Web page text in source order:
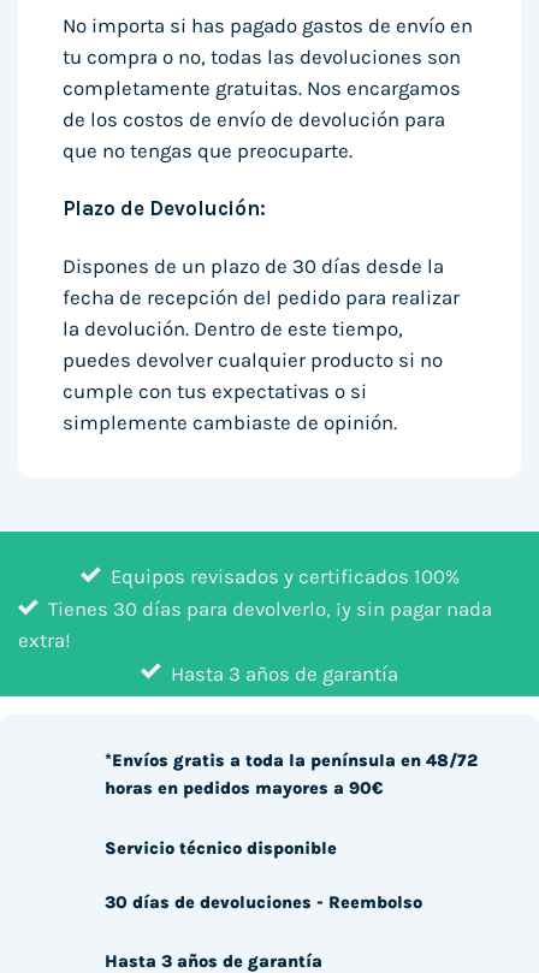
No importa si has pagado gastos de envío en
tu compra o no, todas las devoluciones son
completamente gratuitas. Nos encargamos
de los costos de envío de devolución para
que no tengas que preocuparte.
Plazo de Devolución:
Dispones de un plazo de 30 días desde la
fecha de recepción del pedido para realizar
la devolución. Dentro de este tiempo,
puedes devolver cualquier producto si no
cumple con tus expectativas o si
simplemente cambiaste de opinión.
Equipos revisados y certificados 100%
Tienes 30 días para devolverlo, ¡y sin pagar nada
extra!
Hasta 3 años de garantía
*Envíos gratis a toda la península en 48/72
horas en pedidos mayores a 90€
Servicio técnico disponible
30 días de devoluciones - Reembolso
Hasta 3 años de garantía